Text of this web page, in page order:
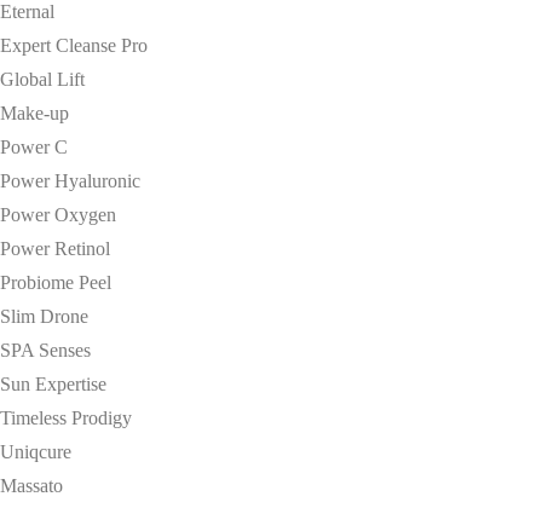
Eternal
Expert Cleanse Pro
Global Lift
Make-up
Power C
Power Hyaluronic
Power Oxygen
Power Retinol
Probiome Peel
Slim Drone
SPA Senses
Sun Expertise
Timeless Prodigy
Uniqcure
Massato